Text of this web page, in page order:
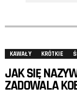
KAWAŁY KRÓTKIE
JAK SIĘ
ZADOWALA